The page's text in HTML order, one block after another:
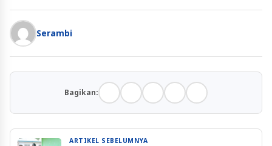
Serambi
Bagikan:
ARTIKEL SEBELUMNYA